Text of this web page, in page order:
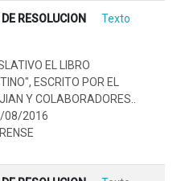
RESOLUCION
Texto
EL LIBRO
ESCRITO POR EL
Y COLABORADORES..
08/2016